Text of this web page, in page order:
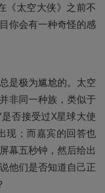
《太空大侠》之前不
你会有一种奇怪的感
是极为尴尬的。太空
非同一种族，类似于
否接受过X星球大使
现；而嘉宾的回答也
幕五秒钟，然后给出
他们是否知道自己正